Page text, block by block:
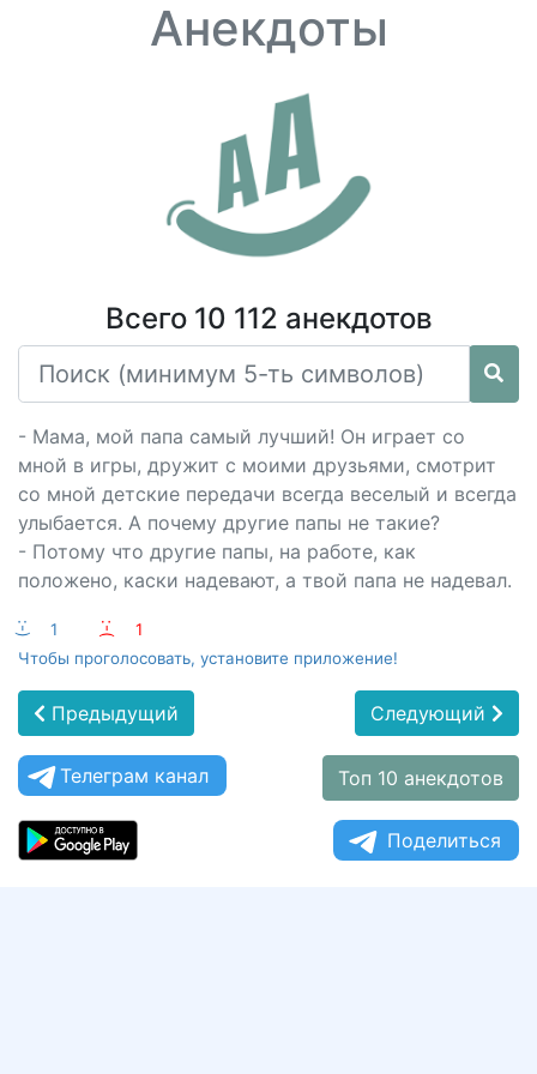
Анекдоты
Всего 10 112 анекдотов
- Мама, мой папа самый лучший! Он играет со
мной в игры, дружит с моими друзьями, смотрит
со мной детские передачи всегда веселый и всегда
улыбается. А почему другие папы не такие?
- Потому что другие папы, на работе, как
положено, каски надевают, а твой папа не надевал.
:-) 1 :-(
1
Чтобы проголосовать, установите приложение!
Предыдущий Следующий
Телеграм канал Топ 10 анекдотов
Поделиться